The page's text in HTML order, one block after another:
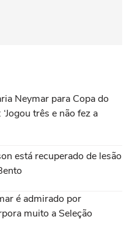
Neymar para Copa do
três e não fez a
está recuperado de lesão
é admirado por
muito a Seleção